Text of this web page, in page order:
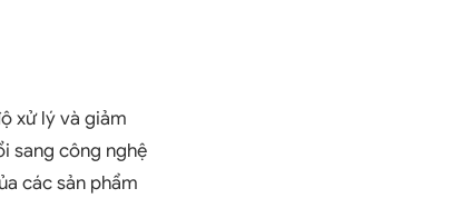
xử lý và giảm
sang công nghệ
các sản phẩm